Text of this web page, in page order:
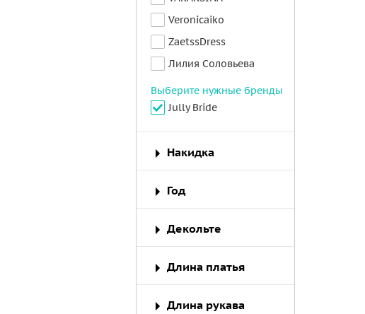
Veronicaiko
ZaetssDress
Лилия Соловьева
Выберите нужные бренды
Jully Bride
Накидка
Год
Декольте
Длина платья
Длина рукава